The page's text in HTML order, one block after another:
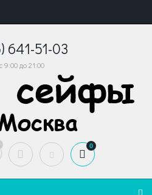
641-51-03
9:00 до 21:00
0